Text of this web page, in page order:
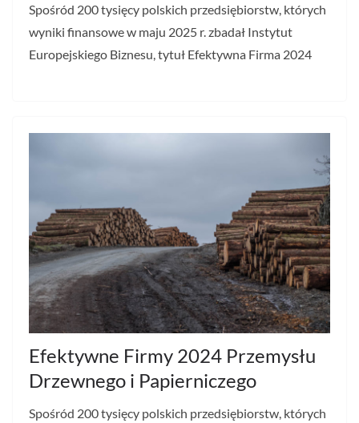
Spośród 200 tysięcy polskich przedsiębiorstw, których
wyniki finansowe w maju 2025 r. zbadał Instytut
Europejskiego Biznesu, tytuł Efektywna Firma 2024
Efektywne Firmy 2024 Przemysłu
Drzewnego i Papierniczego
Spośród 200 tysięcy polskich przedsiębiorstw, których